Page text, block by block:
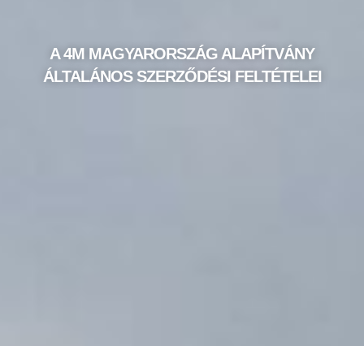
A 4M MAGYARORSZÁG ALAPÍTVÁNY
ÁLTALÁNOS SZERZŐDÉSI FELTÉTELEI